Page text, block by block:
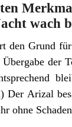
wach
den Grund
der
Der Arizal
ohne